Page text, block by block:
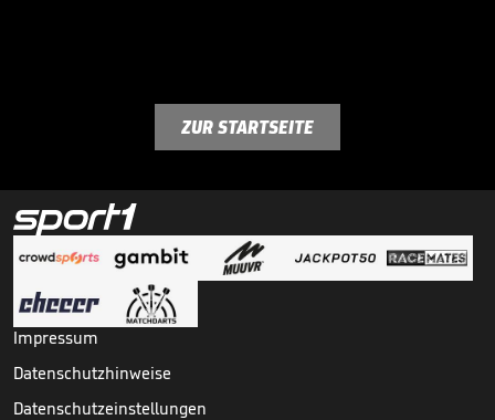
ZUR STARTSEITE
Impressum
Datenschutzhinweise
Datenschutzeinstellungen